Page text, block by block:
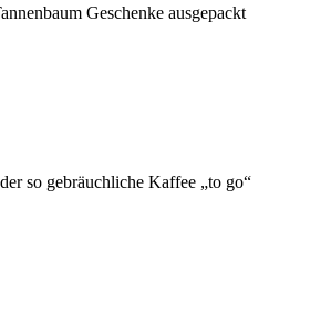
Geschenke ausgepackt
so gebräuchliche Kaffee „to go“